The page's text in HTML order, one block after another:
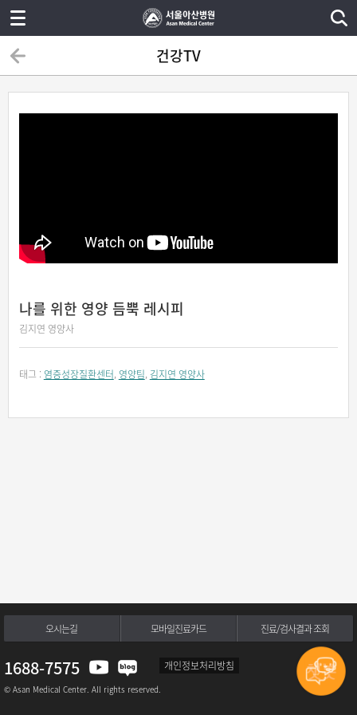
건강TV
나를 위한 영양 듬뿍 레시피
김지연 영양사
태그 : 염증성장질환센터, 영양팀, 김지연 영양사
오시는길 모바일진료카드 진료/검사결과 조회
1688-7575 개인정보처리방침
© Asan Medical Center. All rights reserved.